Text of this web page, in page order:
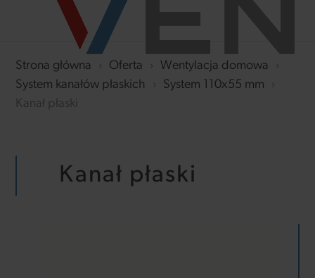
Strona główna › Oferta › Wentylacja domowa
›
System kanałów płaskich
› System 110x55 mm
›
Kanał płaski
Kanał płaski